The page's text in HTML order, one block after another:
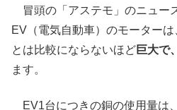
冒頭の「アステモ」のニュー
EV（電気自動車）のモーター
とは比較にならないほど巨大で
ます。
EV1台につきの銅の使用量は